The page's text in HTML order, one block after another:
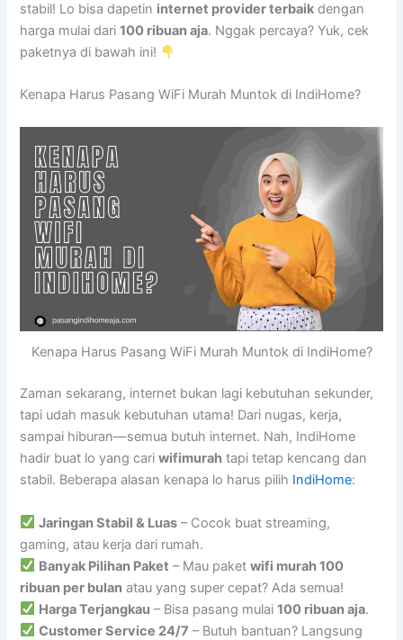
stabil! Lo bisa dapetin internet provider terbaik dengan
harga mulai dari100 ribuan aja. Nggak percaya? Yuk, cek
paketnya di bawah ini!
Kenapa Harus Pasang WiFi Murah Muntok di IndiHome?
Kenapa Harus Pasang WiFi Murah Muntok di IndiHome?
Zaman sekarang, internet bukan lagi kebutuhan sekunder,
tapi udah masuk kebutuhan utama! Dari nugas, kerja,
sampai hiburan—semua butuh internet. Nah, IndiHome
hadir buat lo yang cariwifimurah tapi tetap kencang dan
stabil. Beberapa alasan kenapa lo harus pilih IndiHome:
Jaringan Stabil & Luas – Cocok buat streaming,
gaming, atau kerja dari rumah.
Banyak Pilihan Paket – Mau paketwifi murah 100
ribuan per bulan atau yang super cepat? Ada semua!
Harga Terjangkau – Bisa pasang mulai100 ribuan aja.
Customer Service 24/7 – Butuh bantuan? Langsung